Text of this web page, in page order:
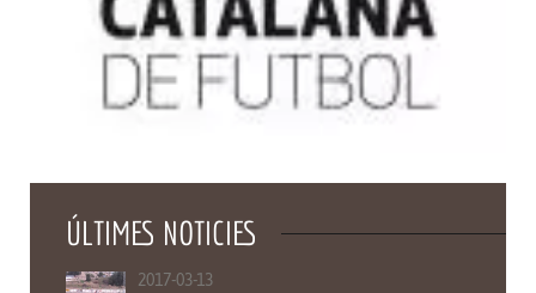
ÚLTIMES NOTICIES
2017-03-13